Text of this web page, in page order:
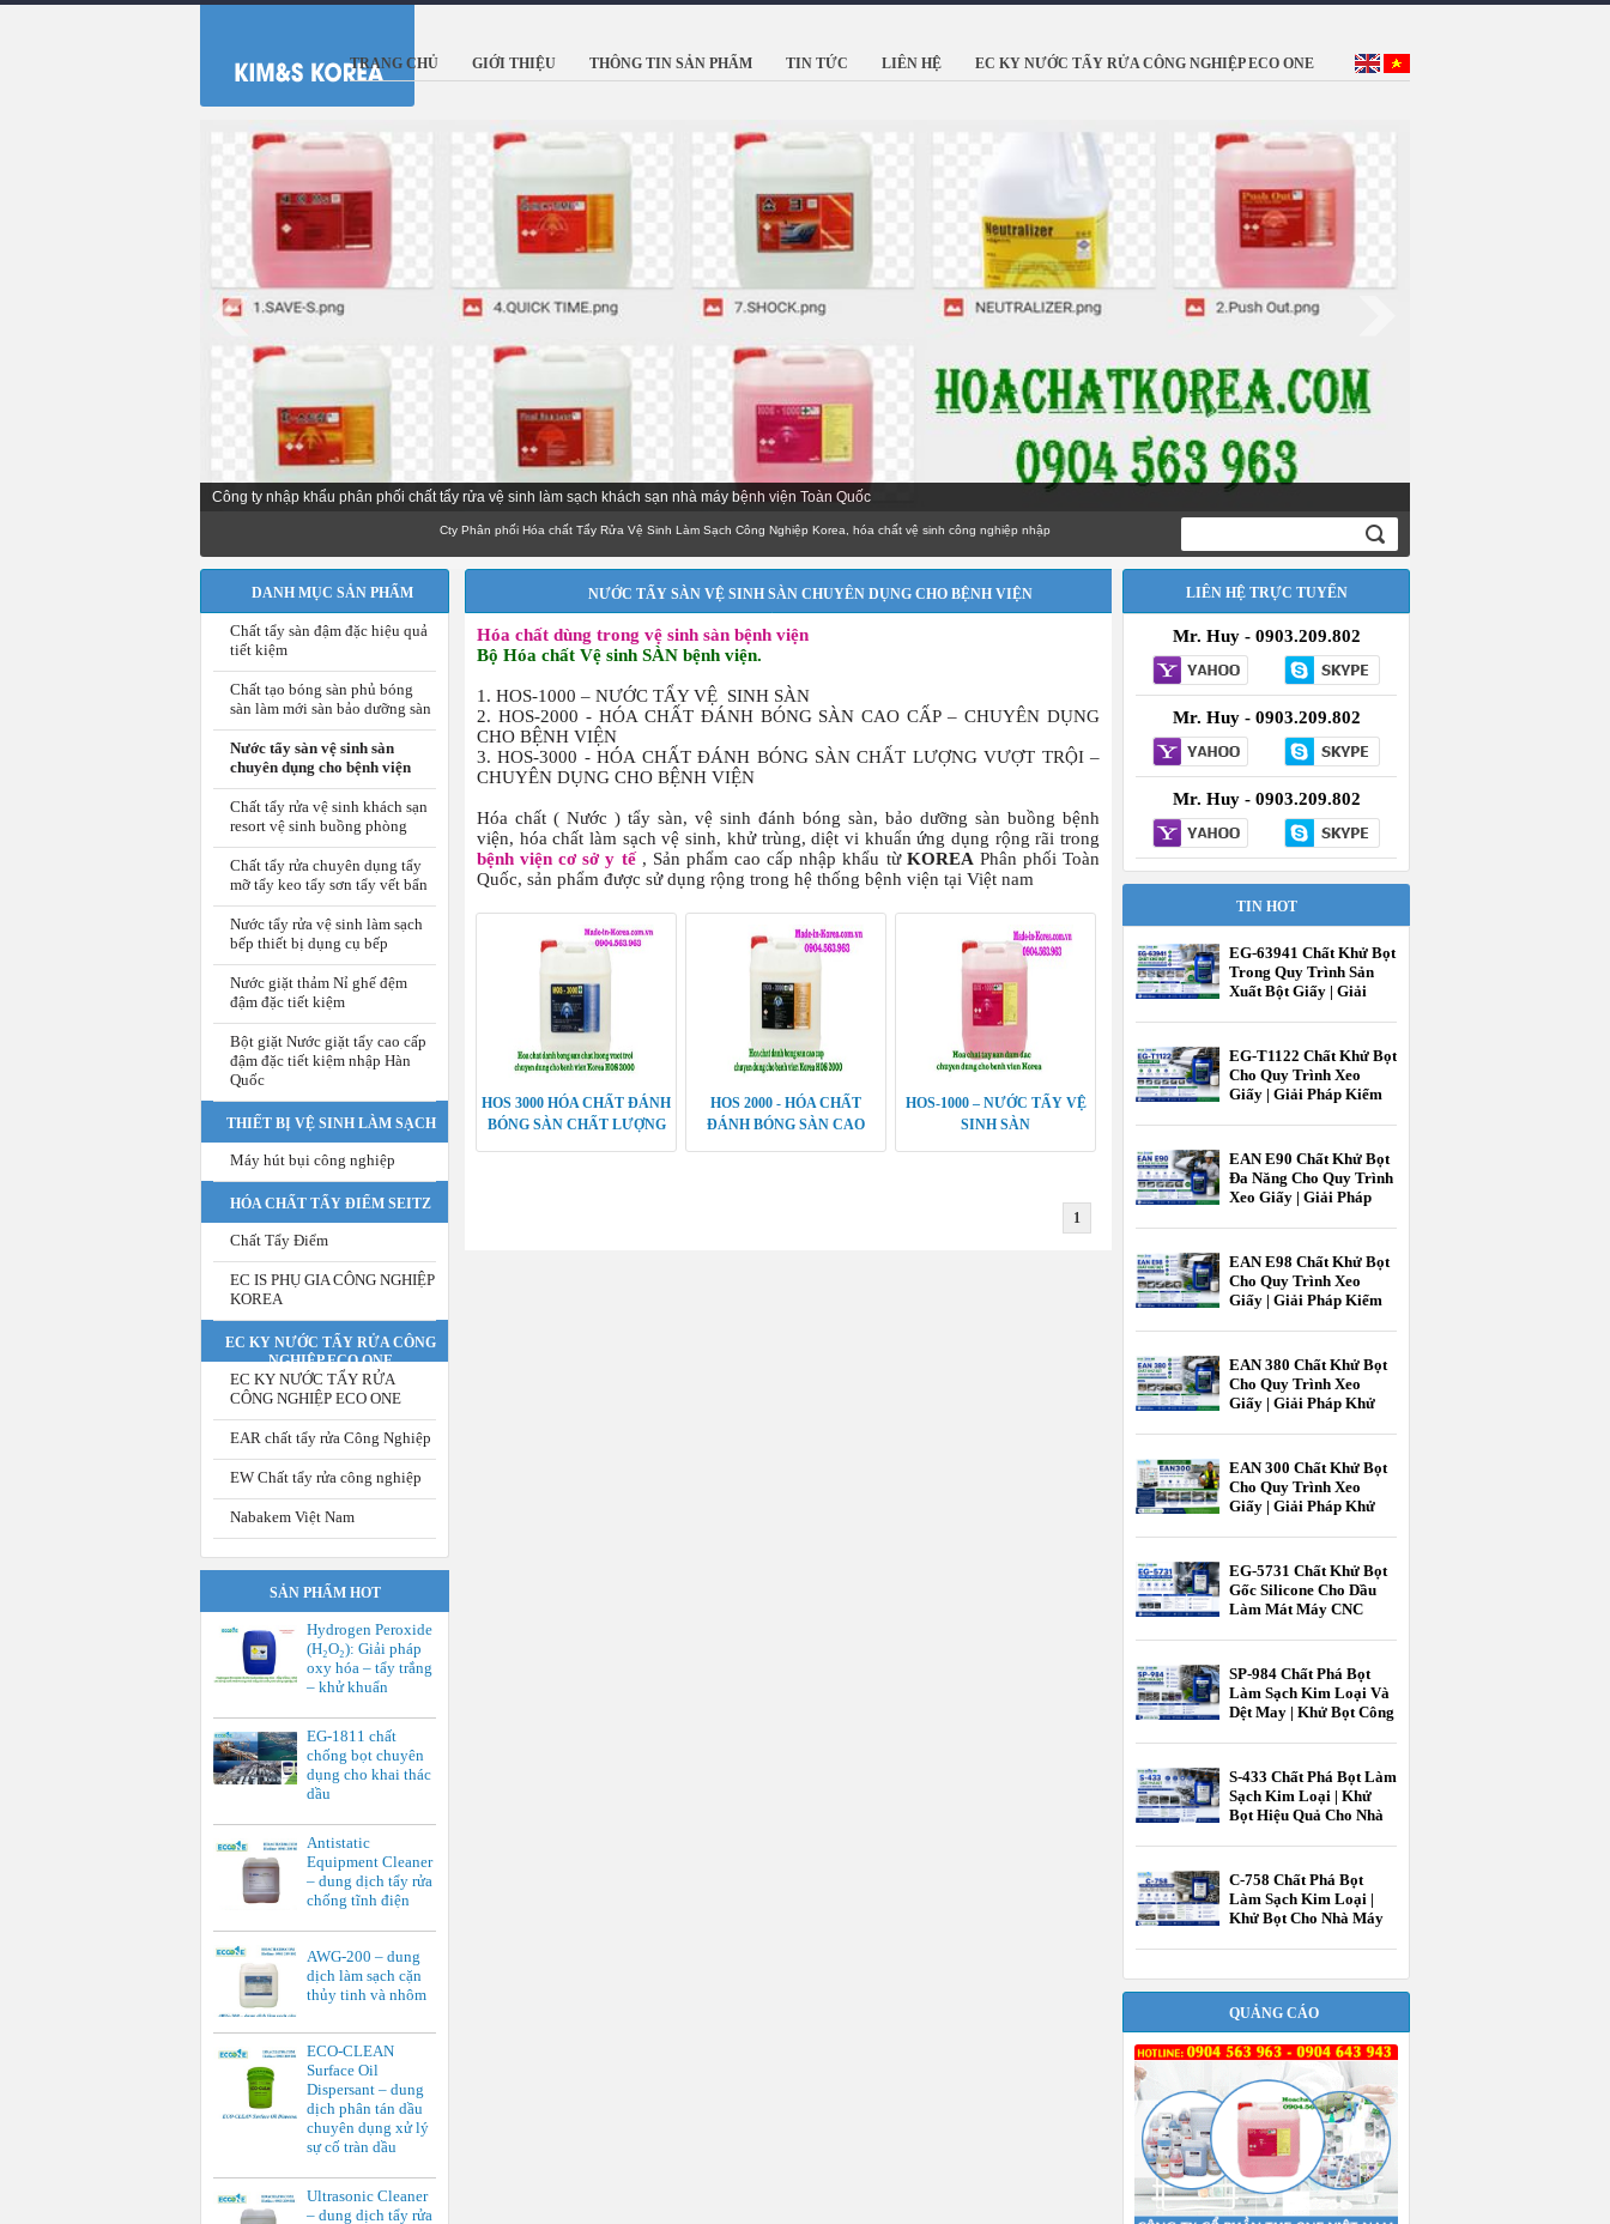
TRANG CHỦ GIỚI THIỆU THÔNG TIN SẢN PHẨM TIN TỨC LIÊN HỆ EC KY NƯỚC TẨY RỬA CÔNG NGHIỆP ECO ONE
Nhà sản xuất chất vệ sinh làm sạch số hàng đầu Hàn Quốc với hơn 45 Năm kinh nghiệm
Cty Phân phối Hóa chất Tẩy Rửa Vệ Sinh Làm Sạch Công Nghiệp Korea, hóa chất vệ sinh công nghiệp nhập
DANH MỤC SẢN PHẨM
Chất tẩy sàn đậm đặc hiệu quả
tiết kiệm
Chất tạo bóng sàn phủ bóng
sàn làm mới sàn bảo dưỡng sàn
Nước tẩy sàn vệ sinh sàn
chuyên dụng cho bệnh viện
Chất tẩy rửa vệ sinh khách sạn
resort vệ sinh buồng phòng
Chất tẩy rửa chuyên dụng tẩy
mỡ tẩy keo tẩy sơn tẩy vết bẩn
Nước tẩy rửa vệ sinh làm sạch
bếp thiết bị dụng cụ bếp
Nước giặt thảm Nỉ ghế đệm
đậm đặc tiết kiệm
Bột giặt Nước giặt tẩy cao cấp
đậm đặc tiết kiệm nhập Hàn
Quốc
THIẾT BỊ VỆ SINH LÀM SẠCH
Máy hút bụi công nghiệp
HÓA CHẤT TẨY ĐIỂM SEITZ
Chất Tẩy Điểm
EC IS PHỤ GIA CÔNG NGHIỆP
KOREA
EC KY NƯỚC TẨY RỬA CÔNG
NGHIỆP ECO ONE
EC KY NƯỚC TẨY RỬA
CÔNG NGHIỆP ECO ONE
EAR chất tẩy rửa Công Nghiệp
EW Chất tẩy rửa công nghiệp
Nabakem Việt Nam
SẢN PHẨM HOT
Hydrogen Peroxide
(H₂O₂): Giải pháp
oxy hóa – tẩy trắng
– khử khuẩn
EG-1811 chất
chống bọt chuyên
dụng cho khai thác
dầu
Antistatic
Equipment Cleaner
– dung dịch tẩy rửa
chống tĩnh điện
AWG-200 – dung
dịch làm sạch cặn
thủy tinh và nhôm
ECO-CLEAN
Surface Oil
Dispersant – dung
dịch phân tán dầu
chuyên dụng xử lý
sự cố tràn dầu
Ultrasonic Cleaner
– dung dịch tẩy rửa
NƯỚC TẨY SÀN VỆ SINH SÀN CHUYÊN DỤNG CHO BỆNH VIỆN
Hóa chất dùng trong vệ sinh sàn bệnh viện
Bộ Hóa chất Vệ sinh SÀN bệnh viện.
1. HOS-1000 – NƯỚC TẨY VỆ SINH SÀN
2. HOS-2000 - HÓA CHẤT ĐÁNH BÓNG SÀN CAO CẤP – CHUYÊN DỤNG
CHO BỆNH VIỆN
3. HOS-3000 - HÓA CHẤT ĐÁNH BÓNG SÀN CHẤT LƯỢNG VƯỢT TRỘI –
CHUYÊN DỤNG CHO BỆNH VIỆN
Hóa chất ( Nước ) tẩy sàn, vệ sinh đánh bóng sàn, bảo dưỡng sàn buồng bệnh
viện, hóa chất làm sạch vệ sinh, khử trùng, diệt vi khuẩn ứng dụng rộng rãi trong
bệnh viện cơ sở y tế, Sản phẩm cao cấp nhập khẩu từ KOREA Phân phối Toàn
Quốc, sản phẩm được sử dụng rộng trong hệ thống bệnh viện tại Việt nam
HOS 3000 HÓA CHẤT ĐÁNH
BÓNG SÀN CHẤT LƯỢNG
HOS 2000 - HÓA CHẤT
ĐÁNH BÓNG SÀN CAO
HOS-1000 – NƯỚC TẨY VỆ
SINH SÀN
1
LIÊN HỆ TRỰC TUYẾN
Mr. Huy - 0903.209.802
Mr. Huy - 0903.209.802
Mr. Huy - 0903.209.802
TIN HOT
EG-63941 Chất Khử Bọt
Trong Quy Trình Sản
Xuất Bột Giấy | Giải
EG-T1122 Chất Khử Bọt
Cho Quy Trình Xeo
Giấy | Giải Pháp Kiểm
EAN E90 Chất Khử Bọt
Đa Năng Cho Quy Trình
Xeo Giấy | Giải Pháp
EAN E98 Chất Khử Bọt
Cho Quy Trình Xeo
Giấy | Giải Pháp Kiểm
EcooneChem
EAN 380 Chất Khử Bọt
Cho Quy Trình Xeo
Giấy | Giải Pháp Khử
Giấy | Ecoone Chem
EAN 300 Chất Khử Bọt
Cho Quy Trình Xeo
Giấy | Giải Pháp Khử
EG-5731 Chất Khử Bọt
Gốc Silicone Cho Dầu
Làm Mát Máy CNC
SP-984 Chất Phá Bọt
Làm Sạch Kim Loại Và
Dệt May | Khử Bọt Công
S-433 Chất Phá Bọt Làm
Sạch Kim Loại | Khử
Bọt Hiệu Quả Cho Nhà
C-758 Chất Phá Bọt
Làm Sạch Kim Loại |
Khử Bọt Cho Nhà Máy
QUẢNG CÁO